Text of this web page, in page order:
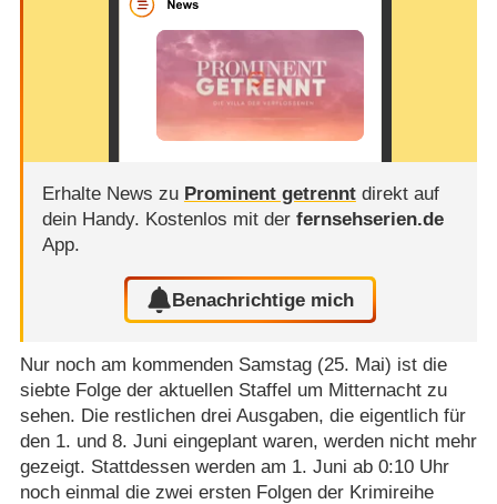
Erhalte News zu Prominent getrenntdirekt auf
dein Handy. Kostenlos mit der fernsehserien.de
App.
Benachrichtige mich
Nur noch am kommenden Samstag (25. Mai) ist die
siebte Folge der aktuellen Staffel um Mitternacht zu
sehen. Die restlichen drei Ausgaben, die eigentlich für
den 1. und 8. Juni eingeplant waren, werden nicht mehr
gezeigt. Stattdessen werden am 1. Juni ab 0:10 Uhr
noch einmal die zwei ersten Folgen der Krimireihe